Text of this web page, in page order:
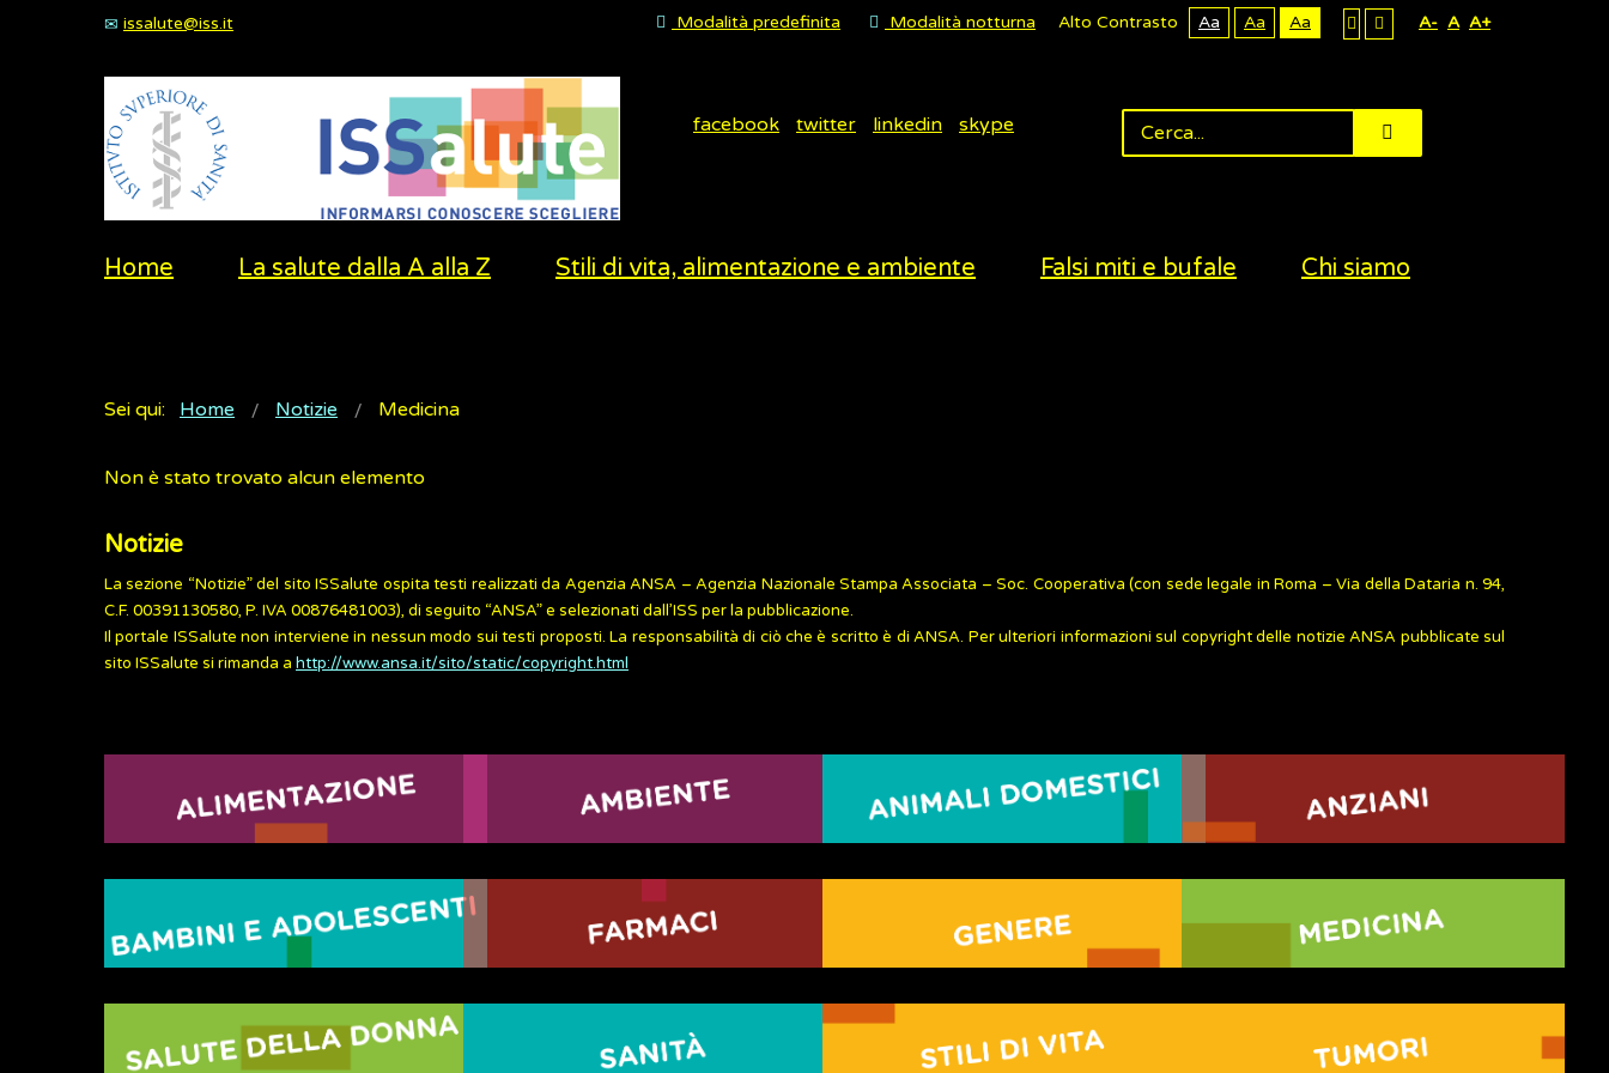
issalute@iss.it Modalità predefinita Modalità notturna Alto Contrasto Aa Aa Aa A- A A+
facebook twitter linkedin skype
Home La salute dalla A alla Z Stili di vita, alimentazione e ambiente Falsi miti e bufale Chi siamo
Sei qui: Home Notizie Medicina
Non è stato trovato alcun elemento
Notizie
La sezione “Notizie” del sito ISSalute ospita testi realizzati da Agenzia ANSA – Agenzia Nazionale Stampa Associata – Soc. Cooperativa (con sede legale in Roma – Via della Dataria n. 94,
C.F. 00391130580, P. IVA 00876481003), di seguito “ANSA” e selezionati dall’ISS per la pubblicazione.
Il portale ISSalute non interviene in nessun modo sui testi proposti. La responsabilità di ciò che è scritto è di ANSA. Per ulteriori informazioni sul copyright delle notizie ANSA pubblicate sul
sito ISSalute si rimanda a http://www.ansa.it/sito/static/copyright.html